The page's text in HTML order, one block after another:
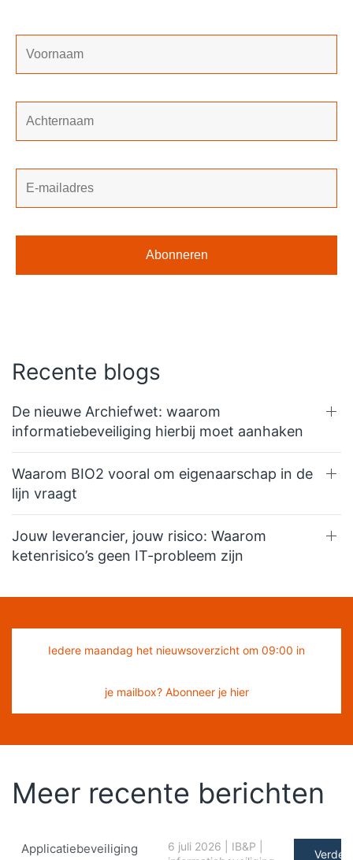
Recente blogs
De nieuwe Archiefwet: waarom
informatiebeveiliging hierbij moet aanhaken
Waarom BIO2 vooral om eigenaarschap in de
lijn vraagt
Jouw leverancier, jouw risico: Waarom
ketenrisico’s geen IT-probleem zijn
Iedere maandag het nieuwsoverzicht om 09:00 in
je mailbox? Abonneer je hier
Meer recente berichten
Applicatiebeveiliging
6 juli 2026 IB&P
Verder